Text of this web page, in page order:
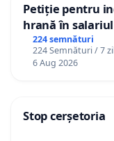
Petiție pentru
hrană în
gradațiilor de
personali
224 semnături
224 Semnături / 7
6 Aug 2026
Stop cerșetoria